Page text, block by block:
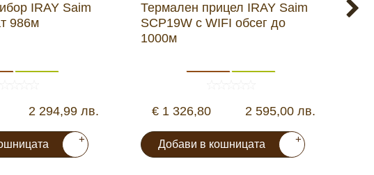
IRAY Saim
986м
2 294,99 лв.
+
Термален прицел IRAY Saim
SCP19W с WIFI обсег до
1000м
€ 1 326,80 2 595,00 лв.
Добави в кошницата +